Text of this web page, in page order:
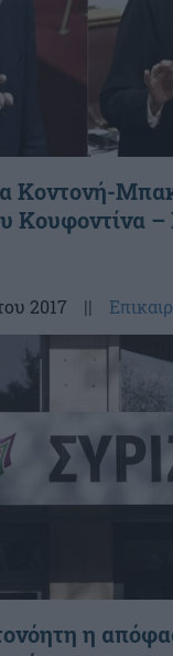
Κοντονή-
Κουφοντίνα
2017 ||
η